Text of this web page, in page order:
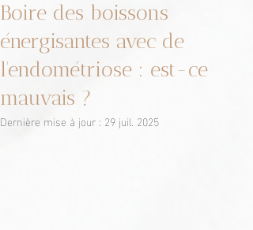
Boire des boissons
énergisantes avec de
l'endométriose : est-ce
mauvais ?
Dernière mise à jour : 29 juil. 2025